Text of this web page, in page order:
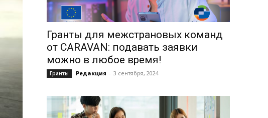
Гранты для межстрановых команд
от CARAVAN: подавать заявки
можно в любое время!
Гранты Редакция - 3 сентября, 2024